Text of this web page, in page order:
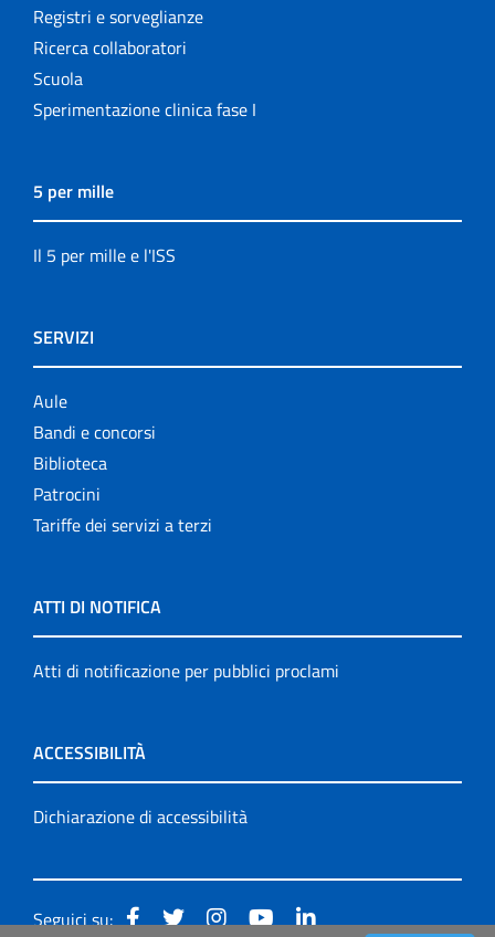
Registri e sorveglianze
Ricerca collaboratori
Scuola
Sperimentazione clinica fase I
5 per mille
Il 5 per mille e l'ISS
SERVIZI
Aule
Bandi e concorsi
Biblioteca
Patrocini
Tariffe dei servizi a terzi
ATTI DI NOTIFICA
Atti di notificazione per pubblici proclami
ACCESSIBILITÀ
Dichiarazione di accessibilità
Seguici su: